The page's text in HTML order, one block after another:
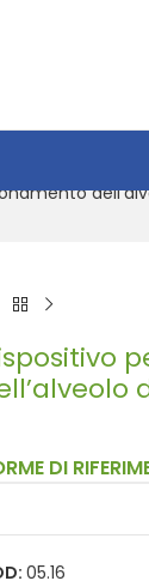
DI
05.16